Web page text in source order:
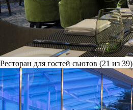
Ресторан для гостей сьютов (21 из 39)